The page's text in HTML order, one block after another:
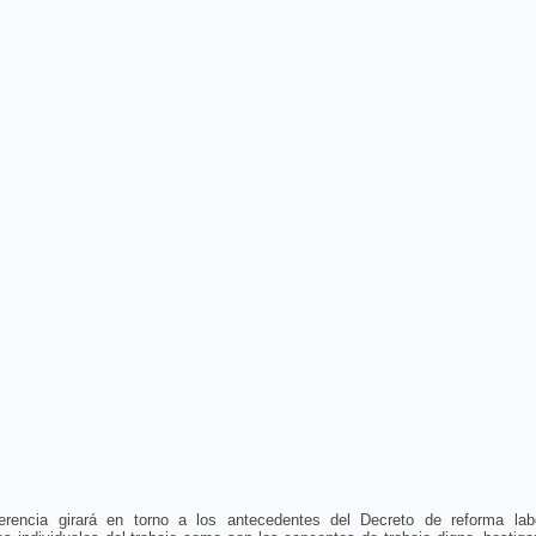
girará en torno a los antecedentes del Decreto de reforma